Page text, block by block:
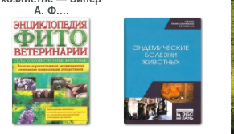
А. Ф....